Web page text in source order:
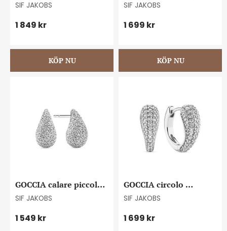
SIF JAKOBS
1 849 kr
SIF JAKOBS
1 699 kr
GOCCIA calare piccolo
earrings
SIF JAKOBS
1 549 kr
GOCCIA circolo
earrings
SIF JAKOBS
1 699 kr